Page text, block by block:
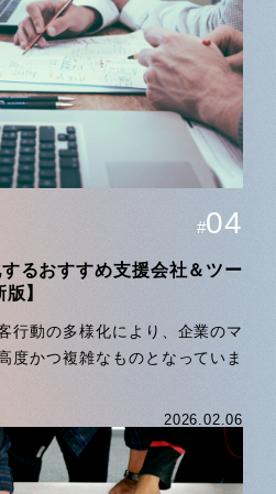
#04
るおすすめ支援会社＆ツー
】
行動の多様化により、企業のマ
度かつ複雑なものとなっていま
2026.02.06